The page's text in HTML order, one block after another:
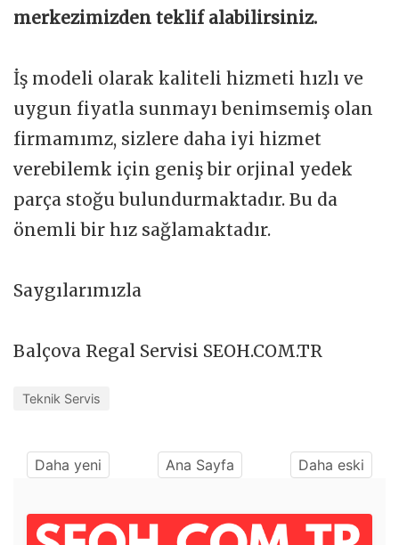
merkezimizden teklif alabilirsiniz.
İş modeli olarak kaliteli hizmeti hızlı ve
uygun fiyatla sunmayı benimsemiş olan
firmamımz, sizlere daha iyi hizmet
verebilemk için geniş bir orjinal yedek
parça stoğu bulundurmaktadır. Bu da
önemli bir hız sağlamaktadır.
Saygılarımızla
Balçova Regal Servisi SEOH.COM.TR
Teknik Servis
Daha yeni Ana Sayfa Daha eski